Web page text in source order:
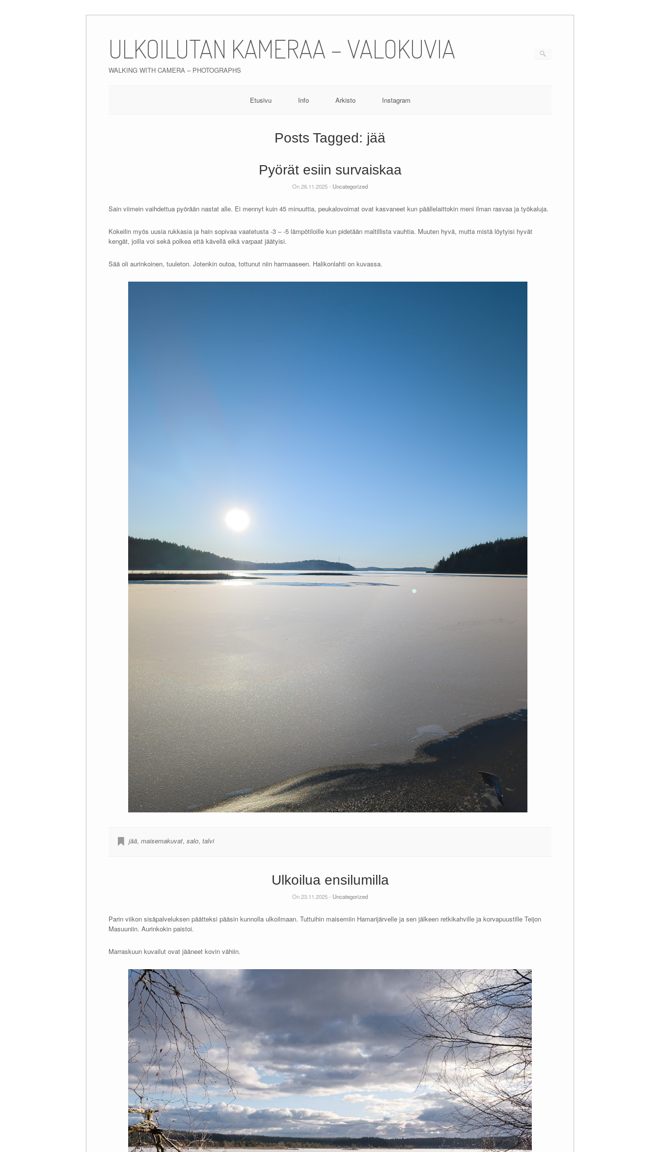
content
ULKOILUTAN KAMERAA – VALOKUVIA
WALKING WITH CAMERA – PHOTOGRAPHS
Etusivu Info Arkisto Instagram
Posts Tagged: jää
Pyörät esiin survaiskaa
On 26.11.2025 - Uncategorized
Sain viimein vaihdettua pyörään nastat alle. Ei mennyt kuin 45 minuuttia, peukalovoimat ovat kasvaneet kun päällelaittokin meni ilman rasvaa ja työkaluja.
Kokeilin myös uusia rukkasia ja hain sopivaa vaatetusta -3 – -5 lämpötiloille kun pidetään maltillista vauhtia. Muuten hyvä, mutta mistä löytyisi hyvät
kengät, joilla voi sekä polkea että kävellä eikä varpaat jäätyisi.
Sää oli aurinkoinen, tuuleton. Jotenkin outoa, tottunut niin harmaaseen. Halikonlahti on kuvassa.
jää, maisemakuvat, salo, talvi
Ulkoilua ensilumilla
On 23.11.2025 - Uncategorized
Parin viikon sisäpalveluksen päätteksi pääsin kunnolla ulkoilmaan. Tuttuihin maisemiin Hamarijärvelle ja sen jälkeen retkikahville ja korvapuustille Teijon
Masuuniin. Aurinkokin paistoi.
Marraskuun kuvailut ovat jääneet kovin vähiin.